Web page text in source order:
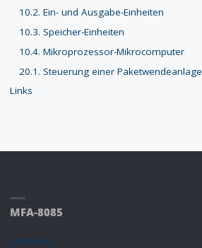
10.2. Ein- und Ausgabe-Einheiten
10.3. Speicher-Einheiten
10.4. Mikroprozessor-Mikrocomputer
20.1. Steuerung einer Paketwendeanlage
Links
MFA-8085
Startseite